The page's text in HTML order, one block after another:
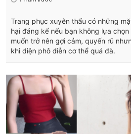
Trang phục xuyên thấu có những
hại đáng kể nếu bạn không lựa
muốn trở nên gợi cảm, quyến rũ
khi diện phô diễn cơ thể quá đà.